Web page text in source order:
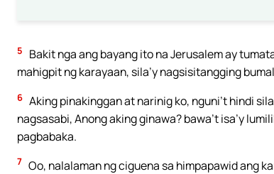
5
Bakit nga ang bayang ito na Jerusalem ay
mahigpit ng karayaan, sila’y nagsisitangging
6 Aking pinakinggan at narinig ko, nguni’t hindi
nagsasabi, Anong aking ginawa? bawa’t isa’y
pagbabaka.
7 Oo, nalalaman ng ciguena sa himpapawid ang